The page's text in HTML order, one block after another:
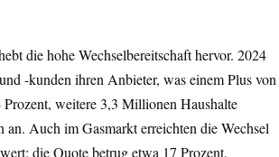
die hohe Wechselbereitschaft hervor. 2024
-kunden ihren Anbieter, was einem Plus von
weitere 3,3 Millionen Haushalte
an. Auch im Gasmarkt erreichten die Wechsel
die Quote betrug etwa 17 Prozent,